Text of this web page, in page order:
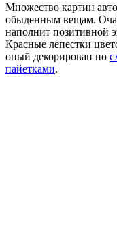
Множество картин
обыденным вещам.
наполнит позитивной
Красные лепестки
оный декорирован по
пайетками.